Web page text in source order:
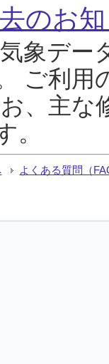
のお
象デー
ご利用
、主な
。
よくある質問（